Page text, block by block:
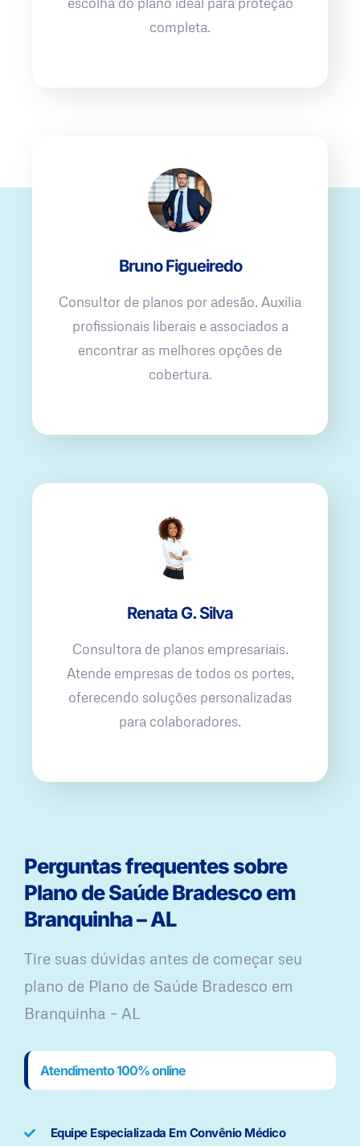
completa.
Bruno Figueiredo
Consultor de planos por adesão. Auxilia
profissionais liberais e associados a
encontrar as melhores opções de
cobertura.
Renata G. Silva
Consultora de planos empresariais.
Atende empresas de todos os portes,
oferecendo soluções personalizadas
para colaboradores.
Perguntas frequentes sobre
Plano de Saúde Bradesco em
Branquinha – AL
Tire suas dúvidas antes de começar seu
plano ​de Plano de Saúde Bradesco em
Branquinha – AL
Atendimento 100% online
Equipe Especializada Em Convênio Médico